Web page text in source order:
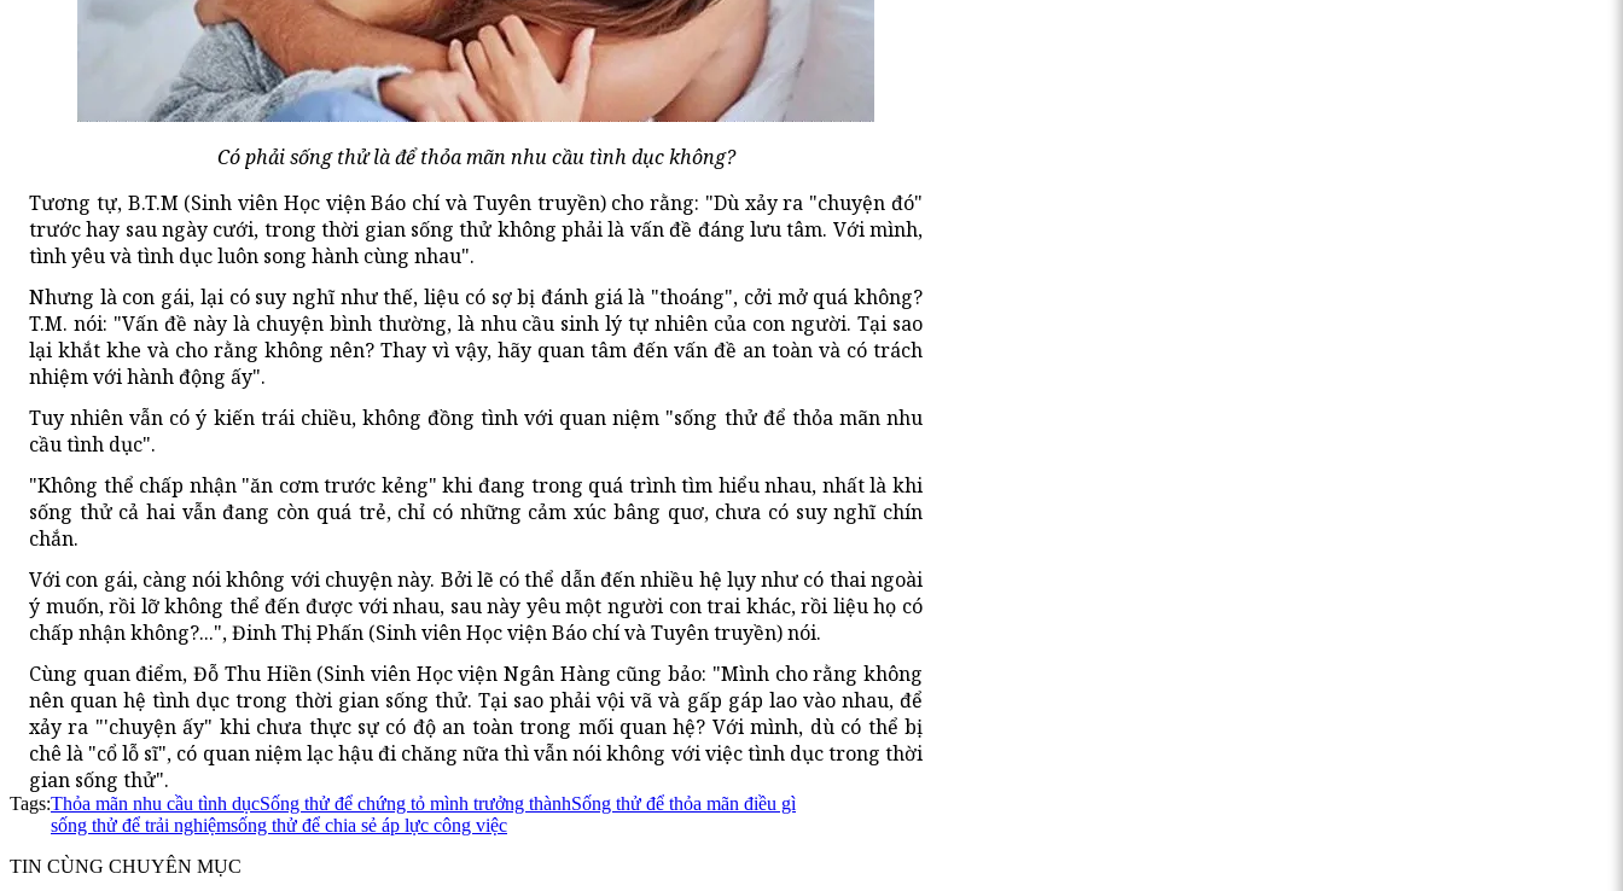
Có phải sống thử là để thỏa mãn nhu cầu tình dục không?
Tương tự, B.T.M (Sinh viên Học viện Báo chí và Tuyên truyền) cho rằng: "Dù xảy ra "chuyện đó"
trước hay sau ngày cưới, trong thời gian sống thử không phải là vấn đề đáng lưu tâm. Với mình,
tình yêu và tình dục luôn song hành cùng nhau".
Nhưng là con gái, lại có suy nghĩ như thế, liệu có sợ bị đánh giá là "thoáng", cởi mở quá không?
T.M. nói: "Vấn đề này là chuyện bình thường, là nhu cầu sinh lý tự nhiên của con người. Tại sao
lại khắt khe và cho rằng không nên? Thay vì vậy, hãy quan tâm đến vấn đề an toàn và có trách
nhiệm với hành động ấy".
Tuy nhiên vẫn có ý kiến trái chiều, không đồng tình với quan niệm "sống thử để thỏa mãn nhu
cầu tình dục".
"Không thể chấp nhận "ăn cơm trước kẻng" khi đang trong quá trình tìm hiểu nhau, nhất là khi
sống thử cả hai vẫn đang còn quá trẻ, chỉ có những cảm xúc bâng quơ, chưa có suy nghĩ chín
chắn.
Với con gái, càng nói không với chuyện này. Bởi lẽ có thể dẫn đến nhiều hệ lụy như có thai ngoài
ý muốn, rồi lỡ không thể đến được với nhau, sau này yêu một người con trai khác, rồi liệu họ có
chấp nhận không?...", Đinh Thị Phấn (Sinh viên Học viện Báo chí và Tuyên truyền) nói.
Cùng quan điểm, Đỗ Thu Hiền (Sinh viên Học viện Ngân Hàng cũng bảo: "Mình cho rằng không
nên quan hệ tình dục trong thời gian sống thử. Tại sao phải vội vã và gấp gáp lao vào nhau, để
xảy ra "'chuyện ấy" khi chưa thực sự có độ an toàn trong mối quan hệ? Với mình, dù có thể bị
chê là "cổ lỗ sĩ", có quan niệm lạc hậu đi chăng nữa thì vẫn nói không với việc tình dục trong thời
gian sống thử".
Tags:Thỏa mãn nhu cầu tình dụcSống thử để chứng tỏ mình trưởng thànhSống thử để thỏa mãn điều gì
sống thử để trải nghiệmsống thử để chia sẻ áp lực công việc
TIN CÙNG CHUYÊN MỤC